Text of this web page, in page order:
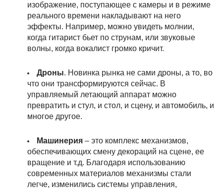
изображение, поступающее с камеры и в режиме
реального времени накладывают на него
эффекты. Например, можно увидеть молнии,
когда гитарист бьет по струнам, или звуковые
волны, когда вокалист громко кричит.
Дроны. Новинка рынка не сами дроны, а то, во
что они трансформируются сейчас. В
управляемый летающий аппарат можно
превратить и стул, и стол, и сцену, и автомобиль, и
многое другое.
Машинерия – это комплекс механизмов,
обеспечивающих смену декораций на сцене, ее
вращение и т.д. Благодаря использованию
современных материалов механизмы стали
легче, изменились системы управления,